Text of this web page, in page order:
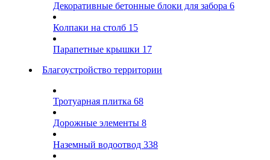
Декоративные бетонные блоки для забора 6
Колпаки на столб 15
Парапетные крышки 17
Благоустройство территории
Тротуарная плитка 68
Дорожные элементы 8
Наземный водоотвод 338